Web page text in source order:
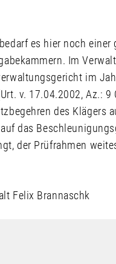
es hier noch
Im
im
v. 17.04.2002, Az.:
des Klägers
das
der Prüfrahmen
Felix Brannaschk